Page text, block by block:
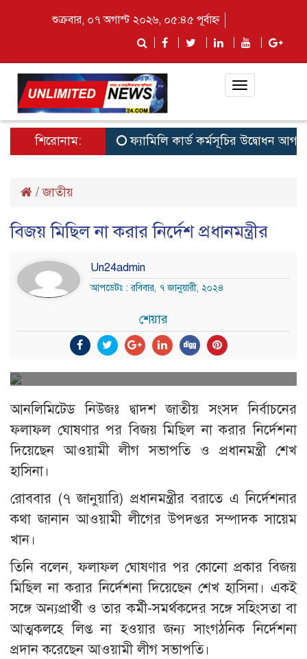
শুক্রবার, ০৭ অগাস্ট ২০২৬, ০৫:৪৫ পূর্বাহ্ন
Toggle
শিরোনাম: ফ্যামিলি কার্ড কর্মসূচির উদ্বোধন আগামী
/জাতীয়
বিজয় মিছিল না করার নির্দেশ প্রধানমন্ত্রীর
Un24admin
আপডেটঃ : রবিবার, ৭ জানুয়ারী, ২০২৪
শেয়ার
আনলিমিটেড নিউজঃ দ্বাদশ জাতীয় সংসদ নির্বাচনের
ফলাফল ঘোষণার পর বিজয় মিছিল না করার নির্দেশনা
দিয়েছেন আওয়ামী লীগ সভাপতি ও প্রধানমন্ত্রী শেখ
হাসিনা।
রোববার (৭ জানুয়ারি) প্রধানমন্ত্রীর বরাতে এ নির্দেশনার
কথা জানান আওয়ামী লীগের উপদপ্তর সম্পাদক সায়েম
খান।
তিনি বলেন, ফলাফল ঘোষণার পর কোনো প্রকার বিজয়
মিছিল না করার নির্দেশনা দিয়েছেন শেখ হাসিনা। একই
সঙ্গে অন্যপ্রার্থী ও তার কর্মী-সমর্থকদের সঙ্গে সহিংসতা বা
আত্মকলহে লিপ্ত না হওয়ার জন্য সাংগঠনিক নির্দেশনা
প্রদান করেছেন আওয়ামী লীগ সভাপতি।